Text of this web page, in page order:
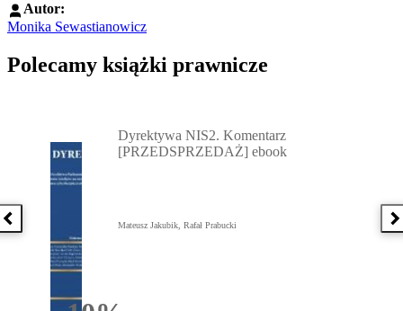
Autor:
Monika Sewastianowicz
Polecamy książki prawnicze
Poprzednia książka
Dyrektywa NIS2. Komentarz
[PRZEDSPRZEDAŻ] ebook
Mateusz Jakubik, Rafał Prabucki